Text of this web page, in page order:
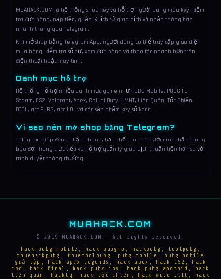
MUAHACK.COM là hệ thống shop key và hỗ trợ người dùng mua key, kiểm
tra đơn hàng, nạp tiền, quản lý lịch sử giao dịch và nhận thông báo
nhanh thông qua Telegram.
Khi mở shop bằng Telegram App, người dùng có thể truy cập giao diện
mua hàng, kiểm tra số dư, xem đơn hàng và thao tác nhanh hơn trên
điện thoại hoặc máy tính.
Danh mục hỗ trợ
Hệ thống hỗ trợ nhiều danh mục game như PUBG Mobile, PUBG PC
Steam, CS2, Valorant, Apex, Call of Duty, LMHT, Liên Quân, Tốc Chiến,
ĐTCL, acc PUBG, acc LOL và các sản phẩm key số khác.
Vì sao nên mở shop bằng Telegram?
Telegram giúp đăng nhập nhanh, hạn chế thao tác rườm rà, nhận thông
báo đơn hàng trực tiếp và hỗ trợ quản lý giao dịch thuận tiện hơn so với
trình duyệt thông thường.
MUAHACK.COM
© 2019 MUAHACK.COM — All rights reserved.
hack pubg mobile, hack pubgmb, hackpubg, toolpubg,
thuehackpubg, thuetoolpubg, pubg mobile, pubg mobile
giả lập, hack apex legends, hack apex, hack CS2, hack
cod, hack final, hack pubg ios, hack pubg android, hack
liên quân, hacklq, hack tốc chiên, hack wild rift, hack